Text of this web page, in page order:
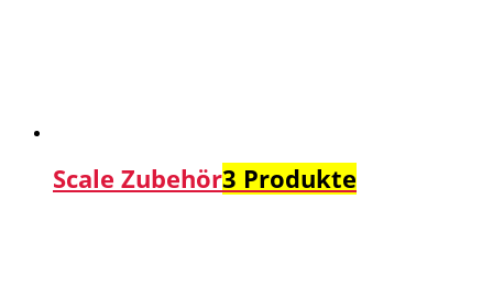
Scale Zubehör3 Produkte